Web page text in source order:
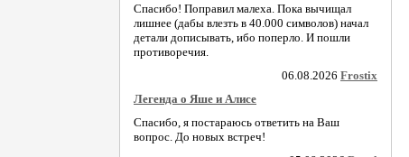
Спасибо! Поправил малеха. Пока вычищал
лишнее (дабы влезть в 40.000 символов) начал
детали дописывать, ибо поперло. И пошли
противоречия.
06.08.2026 Frostix
Легенда о Яше и Алисе
Спасибо, я постараюсь ответить на Ваш
вопрос. До новых встреч!